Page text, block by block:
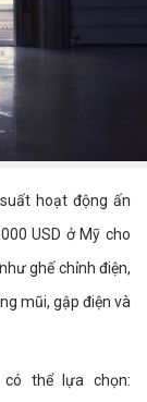
hoạt động ấn
USD ở Mỹ cho
ghế chỉnh điện,
mũi, gập điện và
thể lựa chọn: